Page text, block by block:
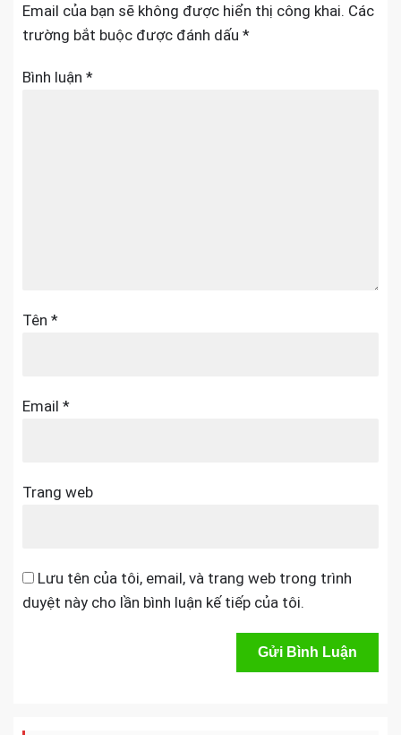
Email của bạn sẽ không được hiển thị công khai. Các
trường bắt buộc được đánh dấu *
Bình luận *
Tên *
Email *
Trang web
Lưu tên của tôi, email, và trang web trong trình
duyệt này cho lần bình luận kế tiếp của tôi.